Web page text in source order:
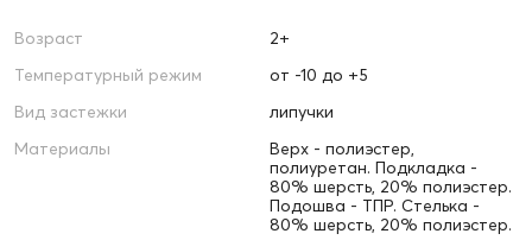
Возраст
2+
Температурный режим
от -10 до +5
Вид застежки
липучки
Материалы
Верх - полиэстер,
полиуретан. Подкладка -
80% шерсть, 20% полиэстер.
Подошва - ТПР. Стелька -
80% шерсть, 20% полиэстер.